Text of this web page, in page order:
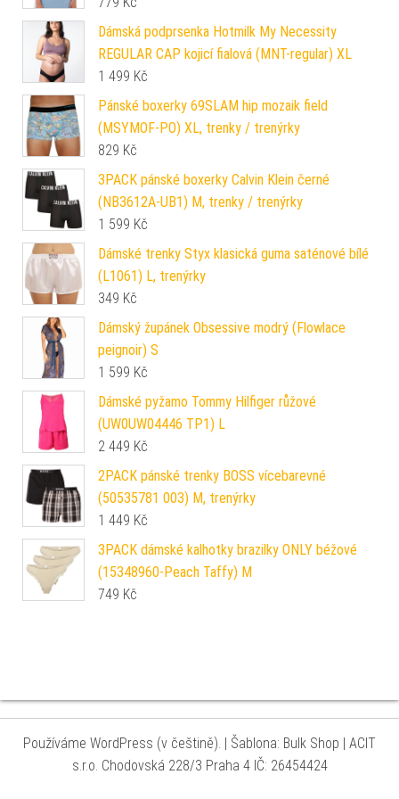
Dámská podprsenka Hotmilk My Necessity
REGULAR CAP kojicí fialová (MNT-regular) XL
1 499 Kč
Pánské boxerky 69SLAM hip mozaik field
(MSYMOF-PO) XL, trenky / trenýrky
829 Kč
3PACK pánské boxerky Calvin Klein černé
(NB3612A-UB1) M, trenky / trenýrky
1 599 Kč
Dámské trenky Styx klasická guma saténové bílé
(L1061) L, trenýrky
349 Kč
Dámský župánek Obsessive modrý (Flowlace
peignoir) S
1 599 Kč
Dámské pyžamo Tommy Hilfiger růžové
(UW0UW04446 TP1) L
2 449 Kč
2PACK pánské trenky BOSS vícebarevné
(50535781 003) M, trenýrky
1 449 Kč
3PACK dámské kalhotky brazilky ONLY béžové
(15348960-Peach Taffy) M
749 Kč
Používáme WordPress (v češtině). Šablona: Bulk Shop
| ACIT
s.r.o. Chodovská 228/3 Praha 4 IČ: 26454424